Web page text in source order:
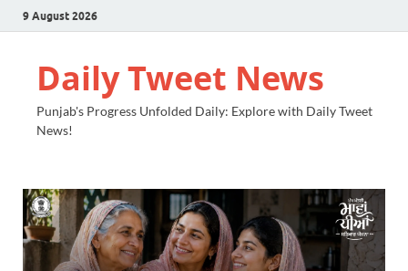
9 August 2026
Daily Tweet News
Punjab's Progress Unfolded Daily: Explore with Daily Tweet
News!